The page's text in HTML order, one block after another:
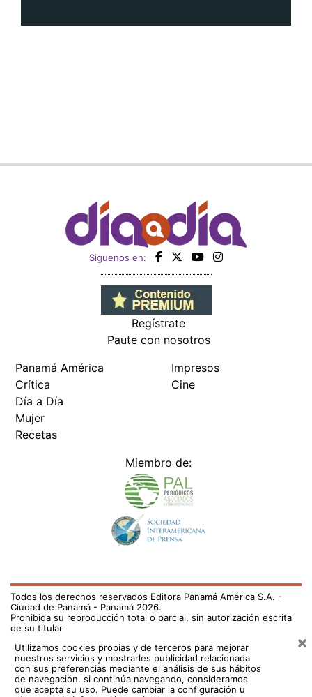
Siguenos en:
Regístrate
Paute con nosotros
Panamá América
Crítica
Día a Día
Mujer
Recetas
Impresos
Cine
Miembro de:
Todos los derechos reservados Editora Panamá América S.A. -
Ciudad de Panamá - Panamá 2026.
Prohibida su reproducción total o parcial, sin autorización escrita
de su titular
Utilizamos cookies propias y de terceros para mejorar
nuestros servicios y mostrarles publicidad relacionada
con sus preferencias mediante el análisis de sus hábitos
de navegación. si continúa navegando, consideramos
que acepta su uso. Puede cambiar la configuración u
×